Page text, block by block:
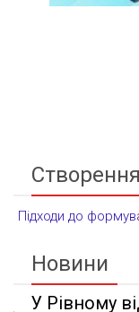
Підходи до
Новини
У Рівному